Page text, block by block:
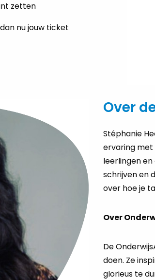
zetten
nu jouw ticket
Over
Stéphanie
ervaring met
leerlingen
schrijven en
over hoe je
Over
De
doen. Ze
glorieus te